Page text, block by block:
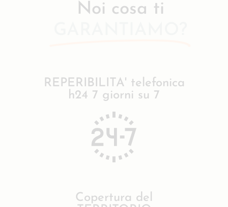
Noi cosa ti
REPERIBILITA' telefonica
h24 7 giorni su 7
Copertura del